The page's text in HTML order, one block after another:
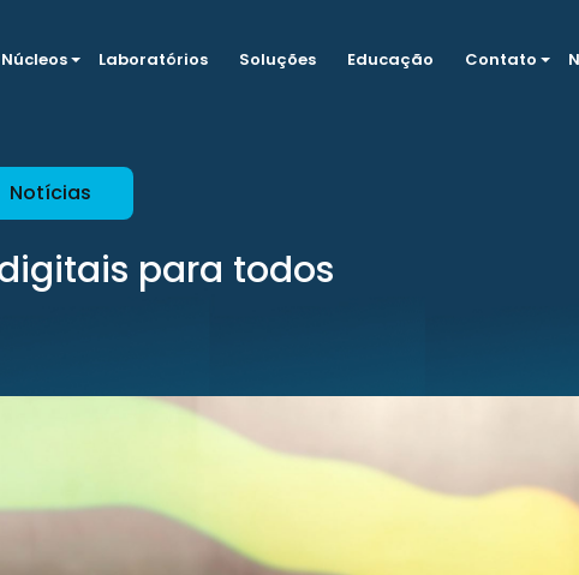
Núcleos Laboratórios Soluções Educação Contato
Notícias
para todos